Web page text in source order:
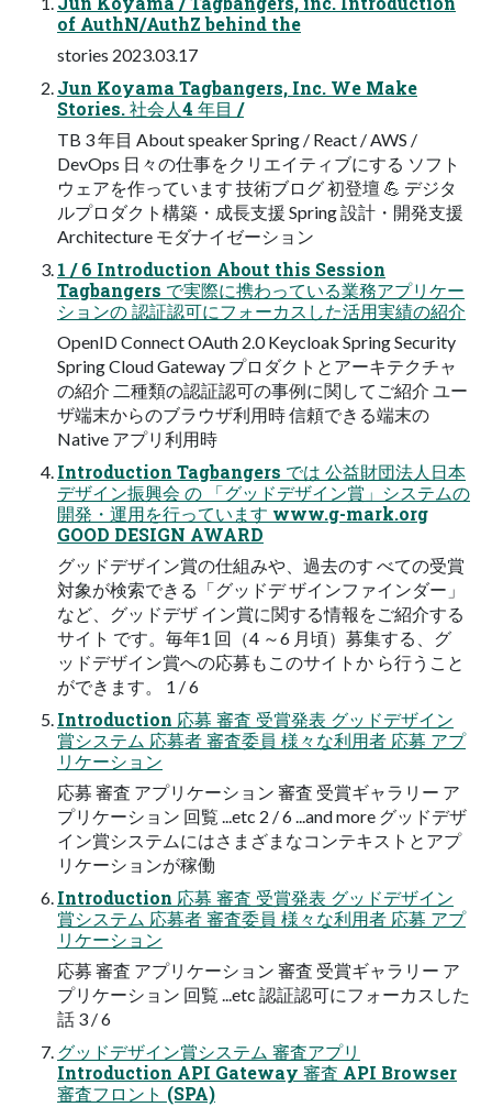
of AuthN/AuthZ behind the
stories 2023.03.17
Jun Koyama Tagbangers, Inc. We Make
Stories. 社会人4 年目 /
TB 3 年目 About speaker Spring / React / AWS /
DevOps 日々の仕事をクリエイティブにする ソフト
ウェアを作っています 技術ブログ 初登壇 💪 デジタ
ルプロダクト構築・成長支援 Spring 設計・開発支援
Architecture モダナイゼーション
1 / 6 Introduction About this Session
Tagbangers で実際に携わっている業務アプリケー
ションの 認証認可にフォーカスした活用実績の紹介
OpenID Connect OAuth 2.0 Keycloak Spring Security
Spring Cloud Gateway プロダクトとアーキテクチャ
の紹介 二種類の認証認可の事例に関してご紹介 ユー
ザ端末からのブラウザ利用時 信頼できる端末の
Native アプリ利用時
Introduction Tagbangers では 公益財団法人日本
デザイン振興会 の 「グッドデザイン賞」システムの
開発・運用を行っています www.g-mark.org
GOOD DESIGN AWARD
グッドデザイン賞の仕組みや、過去のす べての受賞
対象が検索できる「グッドデ ザインファインダー」
など、グッドデザ イン賞に関する情報をご紹介する
サイト です。毎年1 回（4 ～6 月頃）募集する、グ
ッドデザイン賞への応募もこのサイトか ら行うこと
ができます。 1 / 6
Introduction 応募 審査 受賞発表 グッドデザイン
賞システム 応募者 審査委員 様々な利用者 応募 アプ
リケーション
応募 審査 アプリケーション 審査 受賞ギャラリー ア
プリケーション 回覧 ...etc 2 / 6 ...and more グッドデザ
イン賞システムにはさまざまなコンテキストとアプ
リケーションが稼働
Introduction 応募 審査 受賞発表 グッドデザイン
賞システム 応募者 審査委員 様々な利用者 応募 アプ
リケーション
応募 審査 アプリケーション 審査 受賞ギャラリー ア
プリケーション 回覧 ...etc 認証認可にフォーカスした
話 3 / 6
グッドデザイン賞システム 審査アプリ
Introduction API Gateway 審査 API Browser
審査フロント (SPA)